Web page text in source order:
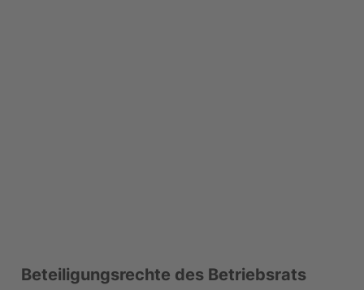
Beteiligungsrechte des Betriebsrats